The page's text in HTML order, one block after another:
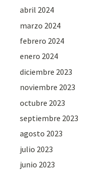
abril 2024
marzo 2024
febrero 2024
enero 2024
diciembre 2023
noviembre 2023
octubre 2023
septiembre 2023
agosto 2023
julio 2023
junio 2023